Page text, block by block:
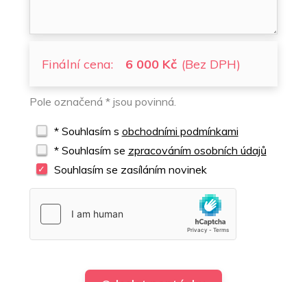
Finální cena: 6 000 Kč (Bez DPH)
Pole označená * jsou povinná.
* Souhlasím s obchodními podmínkami
* Souhlasím se zpracováním osobních údajů
Souhlasím se zasíláním novinek